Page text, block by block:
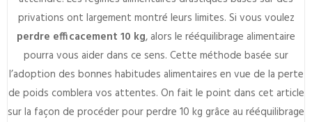
privations ont largement montré leurs limites. Si vous voulez
perdre efficacement 10 kg, alors le rééquilibrage alimentaire
pourra vous aider dans ce sens. Cette méthode basée sur
l’adoption des bonnes habitudes alimentaires en vue de la perte
de poids comblera vos attentes. On fait le point dans cet article
sur la façon de procéder pour perdre 10 kg grâce au rééquilibrage